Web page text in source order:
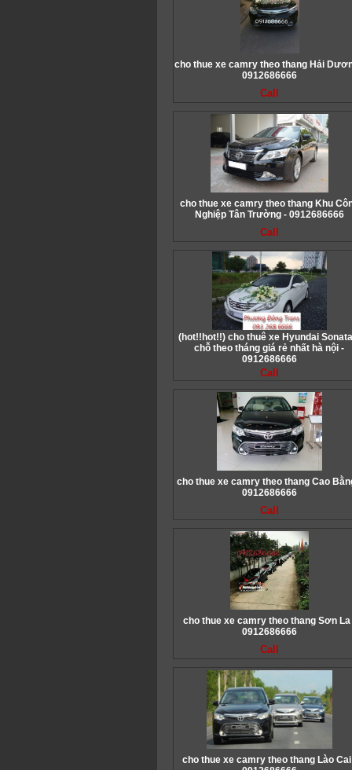
cho thue xe camry theo thang Hải
0912686666
Call
cho thue xe camry theo thang Khu
Nghiệp Tân Trường - 0912686666
Call
(hot!!hot!!) cho thuê xe Hyundai
chỗ theo tháng giá rẻ nhất hà nội -
0912686666
Call
cho thue xe camry theo thang Cao
0912686666
Call
cho thue xe camry theo thang Sơn La
0912686666
Call
cho thue xe camry theo thang Lào